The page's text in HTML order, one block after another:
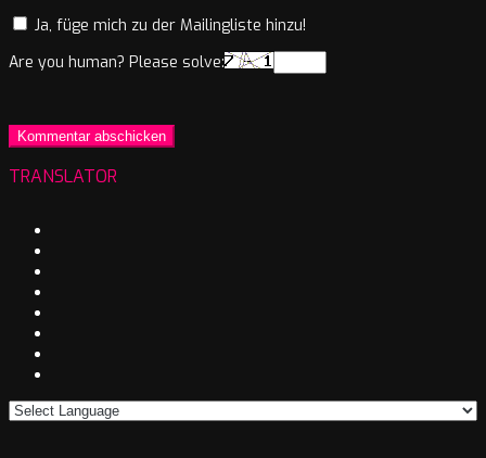
Ja, füge mich zu der Mailingliste hinzu!
Are you human? Please solve:
TRANSLATOR